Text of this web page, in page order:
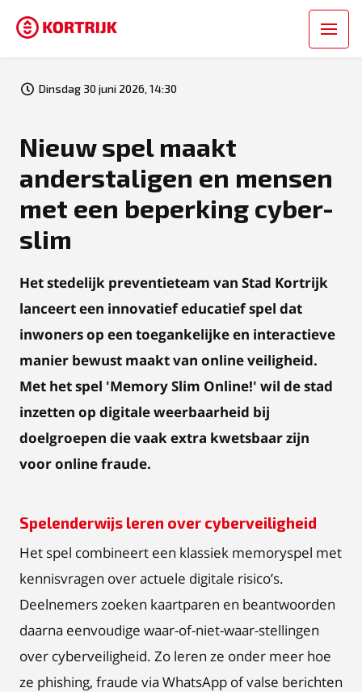
Dinsdag 30 juni 2026, 14:30
Nieuw spel maakt
anderstaligen en mensen
met een beperking cyber-
slim
Het stedelijk preventieteam van Stad Kortrijk
lanceert een innovatief educatief spel dat
inwoners op een toegankelijke en interactieve
manier bewust maakt van online veiligheid.
Met het spel 'Memory Slim Online!' wil de stad
inzetten op digitale weerbaarheid bij
doelgroepen die vaak extra kwetsbaar zijn
voor online fraude.
Spelenderwijs leren over cyberveiligheid
Het spel combineert een klassiek memoryspel met
kennisvragen over actuele digitale risico’s.
Deelnemers zoeken kaartparen en beantwoorden
daarna eenvoudige waar-of-niet-waar-stellingen
over cyberveiligheid. Zo leren ze onder meer hoe
ze phishing, fraude via WhatsApp of valse berichten